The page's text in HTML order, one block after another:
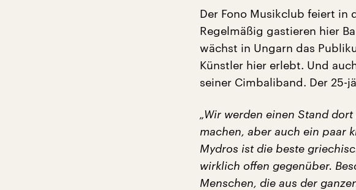
Der Fono Musikclub feiert in
Regelmäßig gastieren hier
wächst in Ungarn das
Künstler hier erlebt. Und
seiner Cimbaliband. Der 25-
„Wir werden einen Stand
machen, aber auch ein paar
Mydros ist die beste
wirklich offen gegenüber.
Menschen, die aus der